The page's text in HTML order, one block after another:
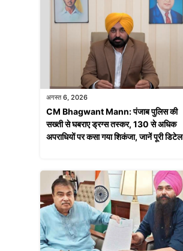
अगस्त 6, 2026
CM Bhagwant Mann: पंजाब पुलिस की
सख्ती से घबराए ड्रग्स तस्कर, 130 से अधिक
अपराधियों पर कसा गया शिकंजा, जानें पूरी डिटेल